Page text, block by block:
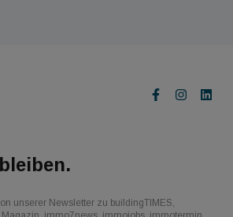
unserer Newsletter zu buildingTIMES,